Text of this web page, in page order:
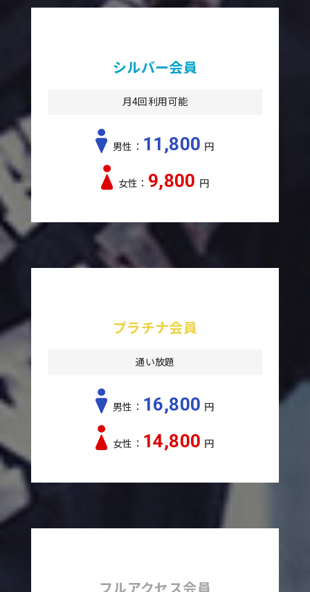
シルバー会員
月4回利用可能
男性： 11,800 円
女性： 9,800 円
プラチナ会員
通い放題
男性： 16,800 円
女性： 14,800 円